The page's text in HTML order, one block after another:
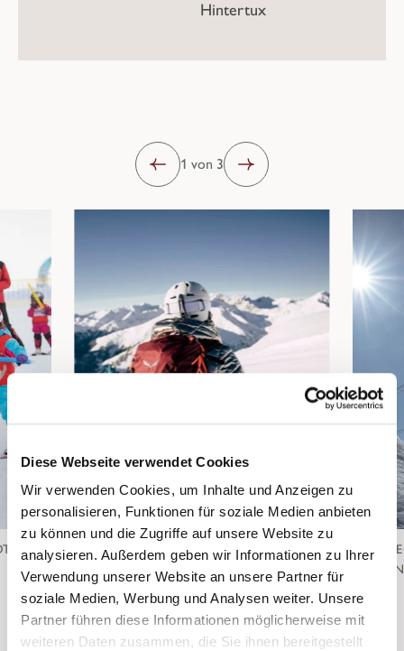
Diese Webseite verwendet Cookies
Wir verwenden Cookies, um Inhalte und Anzeigen zu
personalisieren, Funktionen für soziale Medien anbieten
zu können und die Zugriffe auf unsere Website zu
analysieren. Außerdem geben wir Informationen zu Ihrer
Verwendung unserer Website an unsere Partner für
soziale Medien, Werbung und Analysen weiter. Unsere
Partner führen diese Informationen möglicherweise mit
weiteren Daten zusammen, die Sie ihnen bereitgestellt
Hintertux
1 von 3
PULVERSCHNEE UNTER DEN SKIERN,
PANORAMA IM BLICK.